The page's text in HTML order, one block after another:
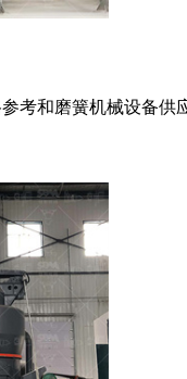
考和磨簧机械设备